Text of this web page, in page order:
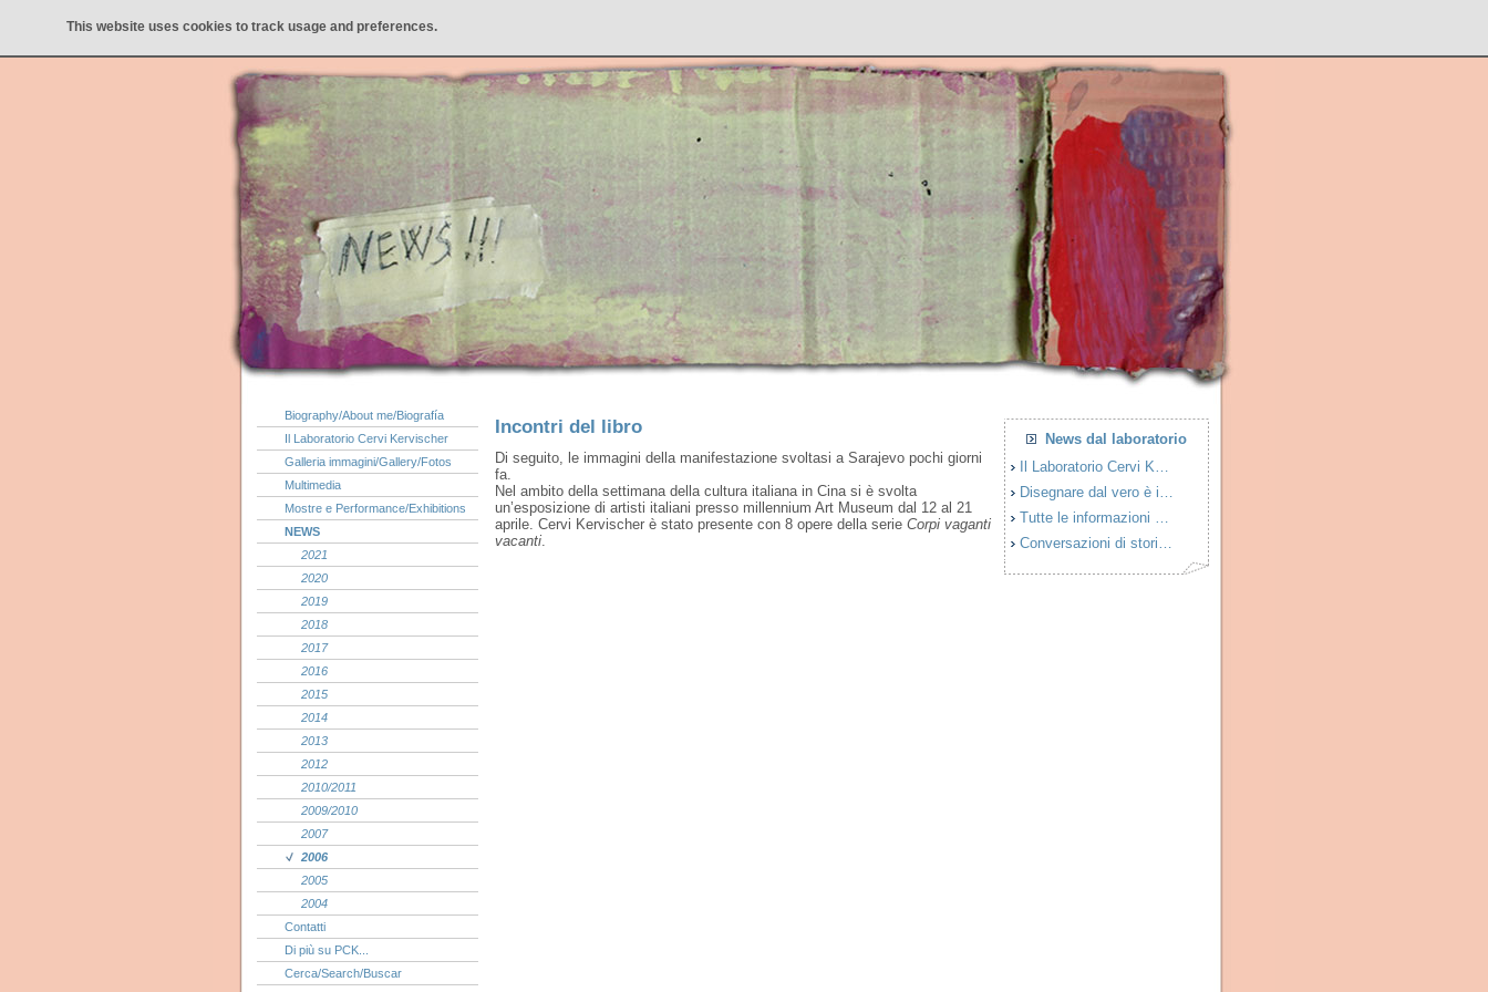
This website uses cookies to track usage and preferences.
Biography/About me/Biografía
Il Laboratorio Cervi Kervischer
Galleria immagini/Gallery/Fotos
Multimedia
Mostre e Performance/Exhibitions
NEWS
2021
2020
2019
2018
2017
2016
2015
2014
2013
2012
2010/2011
2009/2010
2007
2006
2005
2004
Contatti
Di più su PCK...
Cerca/Search/Buscar
Incontri del libro
Di seguito, le immagini della manifestazione svoltasi a Sarajevo pochi giorni
fa.
Nel ambito della settimana della cultura italiana in Cina si è svolta
un’esposizione di artisti italiani presso millennium Art Museum dal 12 al 21
aprile. Cervi Kervischer è stato presente con 8 opere della serie Corpi vaganti
vacanti.
News dal laboratorio
Il Laboratorio Cervi K…
Disegnare dal vero è i…
Tutte le informazioni …
Conversazioni di stori…